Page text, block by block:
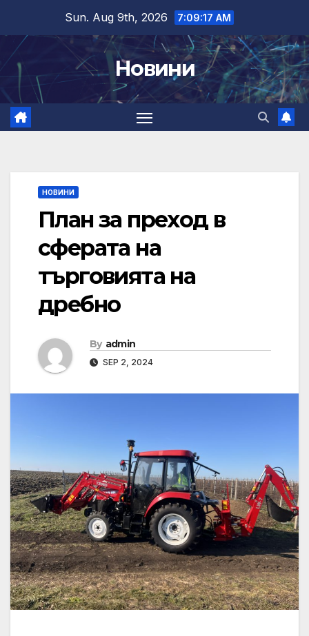
content
Sun. Aug 9th, 2026 7:09:18 AM
Новини
НОВИНИ
План за преход в
сферата на
търговията на
дребно
By admin
SEP 2, 2024